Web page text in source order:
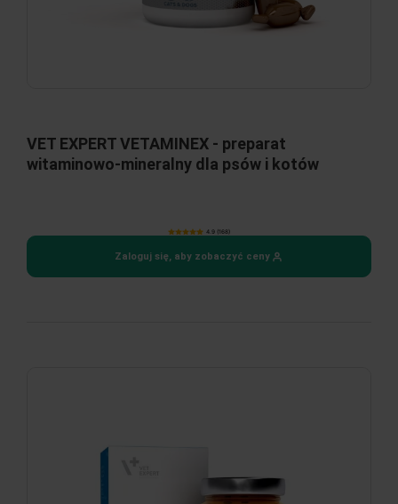
VET EXPERT VETAMINEX - preparat
witaminowo-mineralny dla psów i kotów
4.9 (168)
Zaloguj się, aby zobaczyć ceny